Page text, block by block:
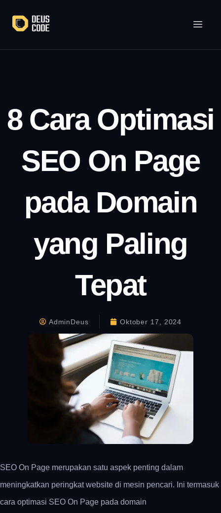
konten
8 Cara Optimasi
SEO On Page
pada Domain
yang Paling
Tepat
AdminDeus Oktober 17, 2024
SEO On Page merupakan satu aspek penting dalam
meningkatkan peringkat website di mesin pencari. Ini termasuk
cara optimasi SEO On Page pada domain